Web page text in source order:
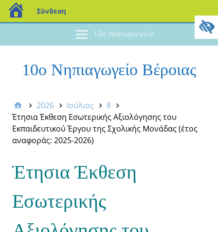
10ο Νηπιαγωγείο
10ο Νηπιαγωγείο Βέροιας
2026 Ιούλιος
8
Έτησια Έκθεση Εσωτερικής Αξιολόγησης του
Εκπαιδευτικού Έργου της Σχολικής Μονάδας (έτος
αναφοράς: 2025-2026)
Έτησια Έκθεση
Εσωτερικής
Σύνδεση